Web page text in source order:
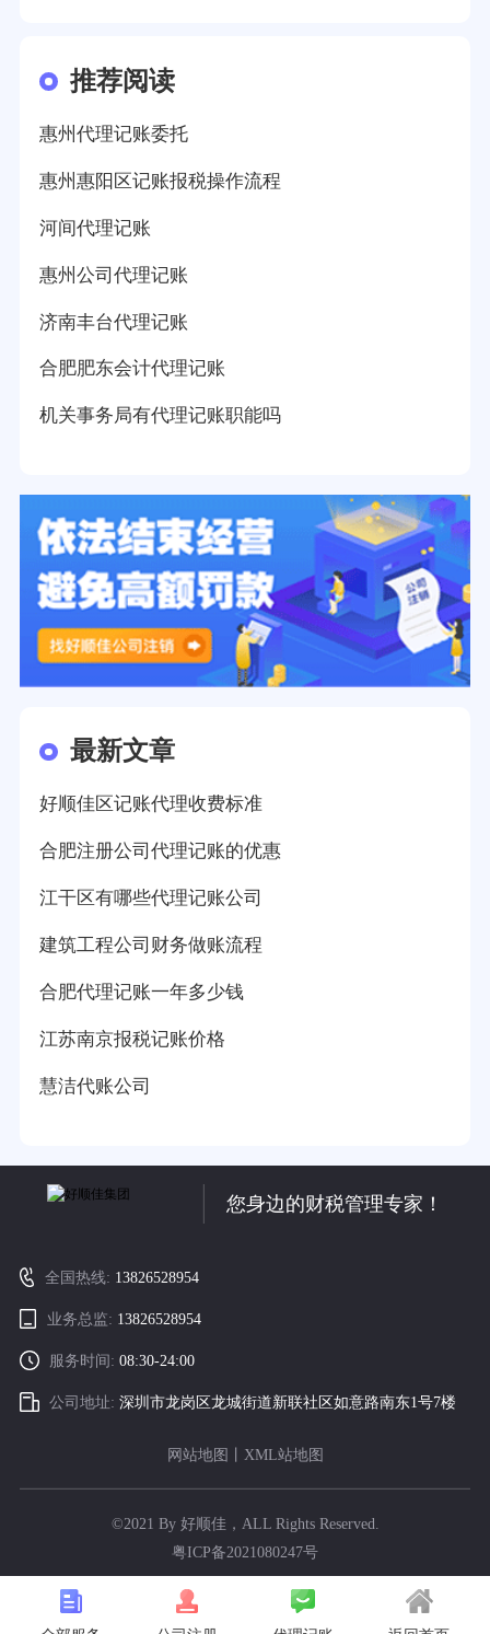
推荐阅读
惠州代理记账委托
惠州惠阳区记账报税操作流程
河间代理记账
惠州公司代理记账
济南丰台代理记账
合肥肥东会计代理记账
机关事务局有代理记账职能吗
最新文章
好顺佳区记账代理收费标准
合肥注册公司代理记账的优惠
江干区有哪些代理记账公司
建筑工程公司财务做账流程
合肥代理记账一年多少钱
江苏南京报税记账价格
慧洁代账公司
您身边的财税管理专家！
全国热线: 13826528954
业务总监: 13826528954
服务时间:08:30-24:00
公司地址:深圳市龙岗区龙城街道新联社区如意路南东1号7楼
网站地图 XML站地图
©2021 By 好顺佳，ALL Rights Reserved.
粤ICP备2021080247号